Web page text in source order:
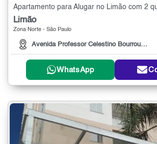
Apartamento para Alugar no Limão com 2
Limão
Zona Norte - São Paulo
Avenida Professor Celestino Bourroul, , 631
WhatsApp